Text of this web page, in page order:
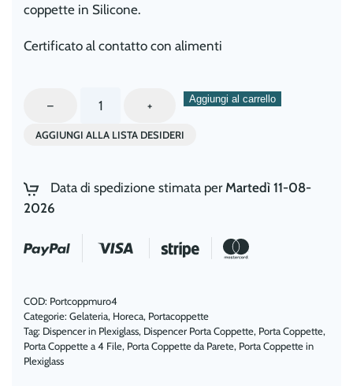
coppette in Silicone.
Certificato al contatto con alimenti
–
a
File
Gelateria
Bar
quantità
+ Aggiungi al carrello
AGGIUNGI ALLA LISTA DESIDERI
Data di spedizione stimata perMartedì 11-08-
2026
COD: Portcoppmuro4
Categorie: Gelateria, Horeca, Portacoppette
Tag: Dispencer in Plexiglass, Dispencer Porta Coppette, Porta Coppette,
Porta Coppette a 4 File, Porta Coppette da Parete, Porta Coppette in
Plexiglass